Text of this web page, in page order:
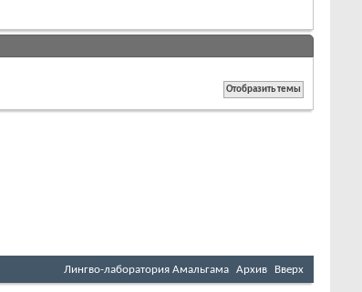
Лингво-лаборатория Амальгама Архив Вверх